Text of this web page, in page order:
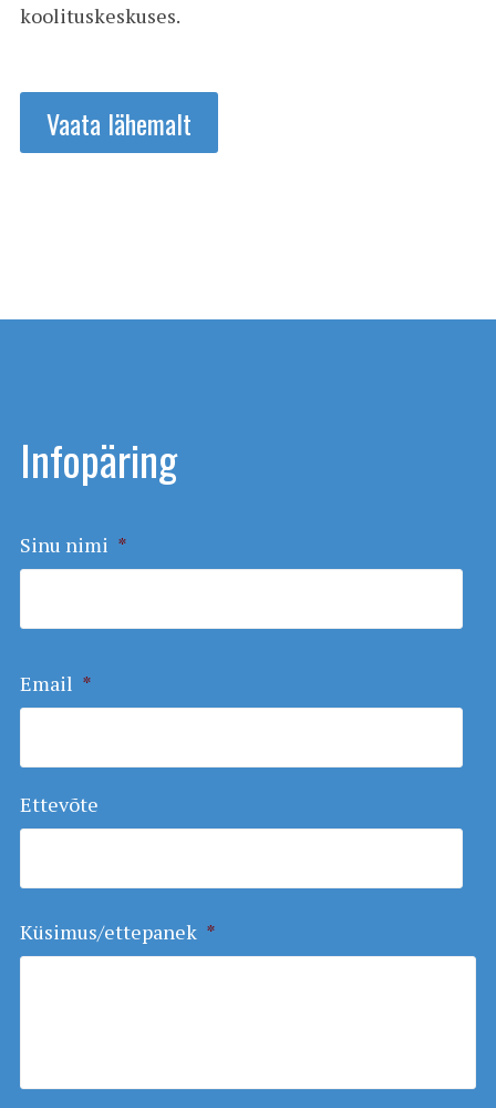
koolituskeskuses.
Vaata lähemalt
Infopäring
Sinu nimi *
Email *
Ettevõte
Küsimus/ettepanek *